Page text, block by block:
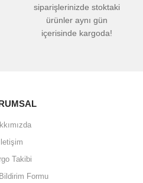
siparişlerinizde stoktaki
ürünler aynı gün
içerisinde kargoda!
İletişim
Takibi
Formu